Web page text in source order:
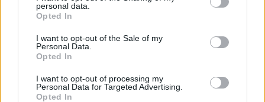
grant or deny consent to Google and its third-party tags to
use your data for below specified purposes in below Google
consent section.
personal data.
Opted In
I want to opt-out of the Sale of my
Personal Data.
Opted In
I want to opt-out of processing my
Personal Data for Targeted Advertising.
Opted In